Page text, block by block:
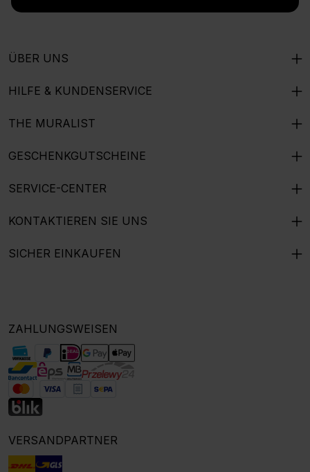
ÜBER UNS
HILFE & KUNDENSERVICE
THE MURALIST
GESCHENKGUTSCHEINE
SERVICE-CENTER
KONTAKTIEREN SIE UNS
SICHER EINKAUFEN
ZAHLUNGSWEISEN
VERSANDPARTNER